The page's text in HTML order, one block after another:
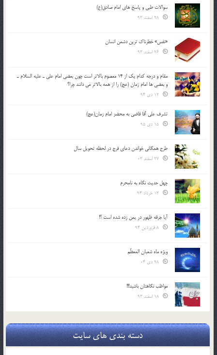
سوالات طبی و پاسخ های امام صادق(ع)
«نفس» خطرناک ترین دشمن انسان
مقام و درجه كدام يك از 14 معصوم بالاتر است چون بعضي امام علي ـ عليه السلام ـ
و بعضي ها امام زمان (عج) را از همه بالاتر مي دانند چرا؟
تشرف علي آقا قاضي به محضر امام زمان(عج)
طرح همگانی خواندن دعای فرج در لحظه تحویل سال
چهل حدیث نگاه به نامحرم
آیا جرقه ظهور در یمن زده شده است ؟!
ویژه ماه شعبان المعظّم
مواظب نگاهتان باشید!!!
دسته بندی های سایت